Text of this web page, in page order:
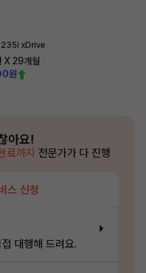
xDrive
X 29개월
원
아요!
료까지 전문가가 다 진행
스 신청
대행해 드려요.